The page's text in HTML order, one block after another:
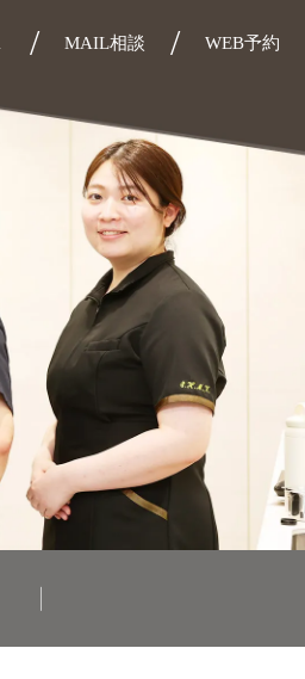
MAIL相談 WEB予約